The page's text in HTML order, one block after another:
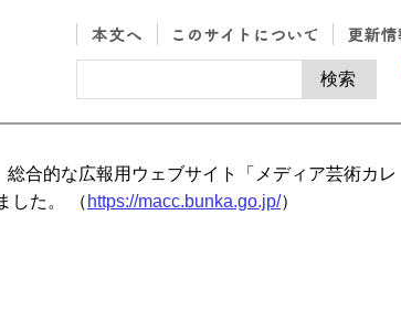
合的な広報用ウェブサイト「メディア芸術カレ
した。 （ https://macc.bunka.go.jp/）